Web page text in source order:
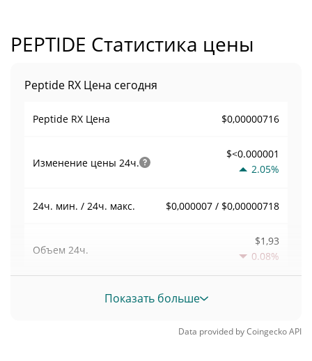
PEPTIDE Статистика цены
Peptide RX Цена сегодня
Peptide RX Цена $0,00000716
Изменение цены 24ч.
$<0.000001
2.05%
24ч. мин. / 24ч. макс. $0,000007 / $0,00000718
Объем 24ч.
$1,93
0.08%
Объем / РыночнаяПоказать больше
Data provided byCoingeckoAPI